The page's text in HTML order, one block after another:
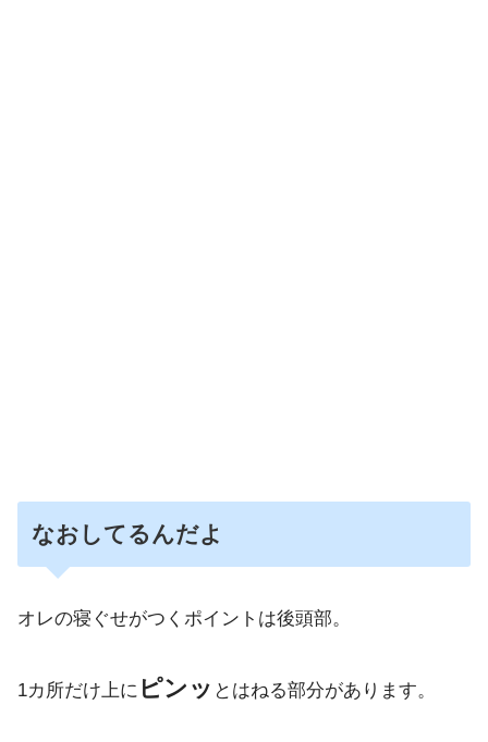
なおしてるんだよ
オレの寝ぐせがつくポイントは後頭部。
1カ所だけ上に ピンッ とはねる部分があります。